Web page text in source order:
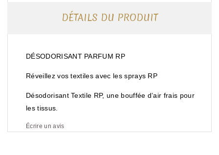
DÉTAILS DU PRODUIT
DÉSODORISANT PARFUM RP
Réveillez vos textiles avec les sprays RP
Désodorisant Textile RP, une bouffée d’air frais pour
les tissus.
Écrire un avis